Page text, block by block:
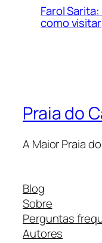
Farol
como visitar
Praia do
A Maior Praia
Blog
Sobre
Perguntas
Autores